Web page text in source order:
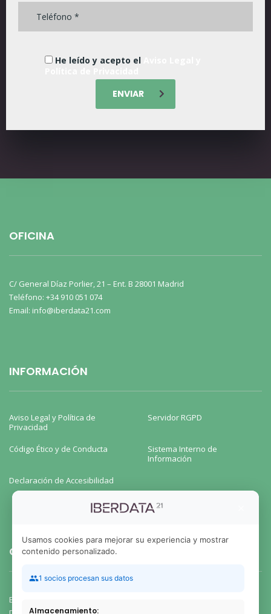
He leído y acepto el
ENVIAR
OFICINA
C/ General Díaz Porlier, 21 – Ent. B 28001 Madrid
Teléfono: +34 910 051 074
Email: info@iberdata21.com
INFORMACIÓN
Aviso Legal y Política de
Privacidad
Servidor RGPD
Código Ético y de Conducta
Sistema Interno de
Información
Declaración de Accesibilidad
CERTIFICADOS DE CALIDAD ISO
En IBERDATA21 estamos certificados por el Instituto ICDQ.
Usamos cookies para mejorar su experiencia y mostrar
contenido personalizado.
1 socios procesan sus datos
Almacenamiento: